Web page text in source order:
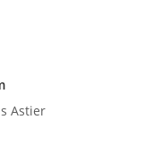
Astier